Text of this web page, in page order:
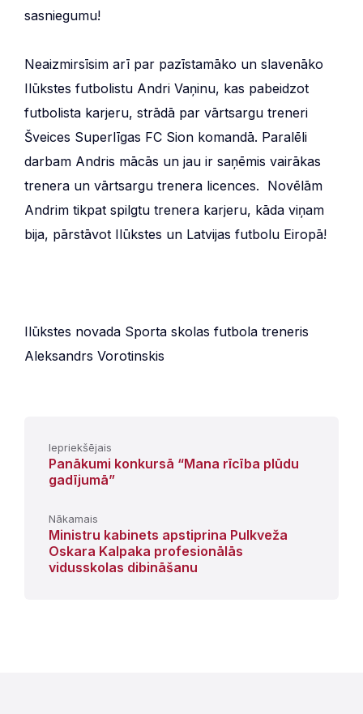
sasniegumu!
Neaizmirsīsim arī par pazīstamāko un slavenāko
Ilūkstes futbolistu Andri Vaņinu, kas pabeidzot
futbolista karjeru, strādā par vārtsargu treneri
Šveices Superlīgas FC Sion komandā. Paralēli
darbam Andris mācās un jau ir saņēmis vairākas
trenera un vārtsargu trenera licences. Novēlām
Andrim tikpat spilgtu trenera karjeru, kāda viņam
bija, pārstāvot Ilūkstes un Latvijas futbolu Eiropā!
Ilūkstes novada Sporta skolas futbola treneris
Aleksandrs Vorotinskis
Iepriekšējais
Panākumi konkursā “Mana rīcība plūdu
gadījumā”
Nākamais
Ministru kabinets apstiprina Pulkveža
Oskara Kalpaka profesionālās
vidusskolas dibināšanu